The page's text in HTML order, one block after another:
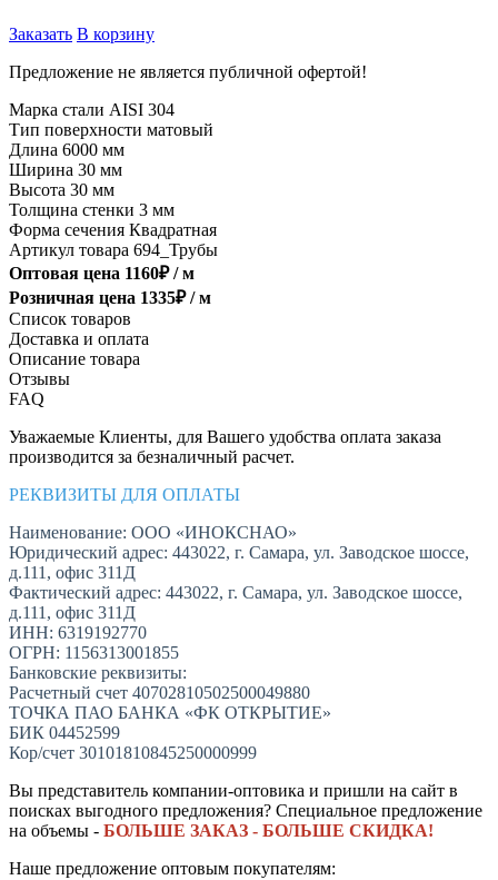
Заказать В корзину
Предложение не является публичной офертой!
Марка стали AISI 304
Тип поверхности матовый
Длина 6000 мм
Ширина 30 мм
Высота 30 мм
Толщина стенки 3 мм
Форма сечения Квадратная
Артикул товара 694_Трубы
Оптовая цена 1160₽ /м
Розничная цена 1335₽ /м
Список товаров
Доставка и оплата
Описание товара
Отзывы
FAQ
Уважаемые Клиенты, для Вашего удобства оплата заказа
производится за безналичный расчет.
РЕКВИЗИТЫ ДЛЯ ОПЛАТЫ
Наименование: ООО «ИНОКСНАО»
Юридический адрес: 443022, г. Самара, ул. Заводское шоссе,
д.111, офис 311Д
Фактический адрес: 443022, г. Самара, ул. Заводское шоссе,
д.111, офис 311Д
ИНН: 6319192770
ОГРН: 1156313001855
Банковские реквизиты:
Расчетный счет 40702810502500049880
ТОЧКА ПАО БАНКА «ФК ОТКРЫТИЕ»
БИК 04452599
Кор/счет 30101810845250000999
Вы представитель компании-оптовика и пришли на сайт в
поисках выгодного предложения? Специальное предложение
на объемы - БОЛЬШЕ ЗАКАЗ - БОЛЬШЕ СКИДКА!
Наше предложение оптовым покупателям: